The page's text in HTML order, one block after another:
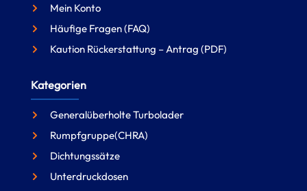
Mein Konto
Häufige Fragen (FAQ)
Kaution Rückerstattung – Antrag (PDF)
Kategorien
Generalüberholte Turbolader
Rumpfgruppe(CHRA)
Dichtungssätze
Unterdruckdosen